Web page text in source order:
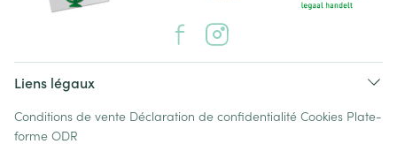
Liens légaux
Conditions de vente Déclaration de confidentialité Cookies Plate-
forme ODR